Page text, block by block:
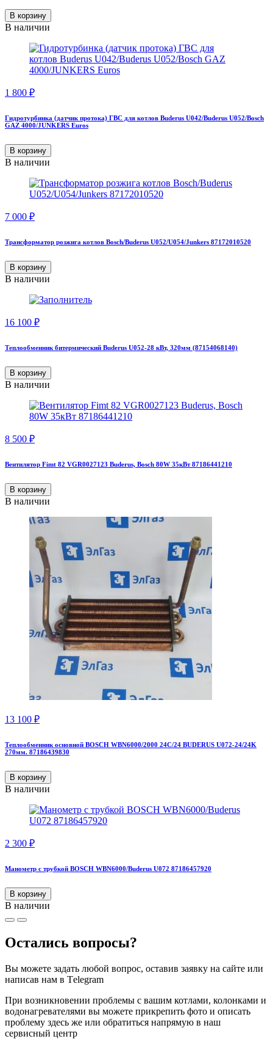
В корзину
В наличии
1 800 ₽
Гидротурбинка (датчик протока) ГВС для котлов Buderus U042/Buderus U052/Bosch
GAZ 4000/JUNKERS Euros
В корзину
В наличии
7 000 ₽
Трансформатор розжига котлов Bosch/Buderus U052/U054/Junkers 87172010520
В корзину
В наличии
16 100 ₽
Теплообменник битермический Buderus U052-28 кВт, 320мм (87154068140)
В корзину
В наличии
8 500 ₽
Вентилятор Fimt 82 VGR0027123 Buderus, Bosch 80W 35кВт 87186441210
В корзину
В наличии
13 100 ₽
Теплообменник основной BOSCH WBN6000/2000 24C/24 BUDERUS U072-24/24K
270мм. 87186439830
В корзину
В наличии
2 300 ₽
Манометр с трубкой BOSCH WBN6000/Buderus U072 87186457920
В корзину
В наличии
Остались вопросы?
Вы можете задать любой вопрос, оставив заявку на сайте или
написав нам в Тelegram
При возникновении проблемы с вашим котлами, колонками и
водонагревателями вы можете прикрепить фото и описать
проблему здесь же или обратиться напрямую в наш
сервисный центр